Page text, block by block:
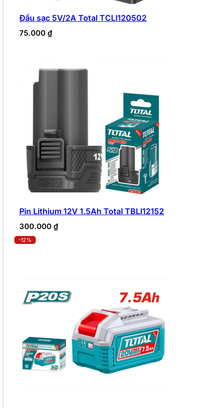
Đầu sạc 5V/2A Total TCLI120502
75.000 ₫
Pin Lithium 12V 1.5Ah Total TBLI12152
300.000 ₫
-12%